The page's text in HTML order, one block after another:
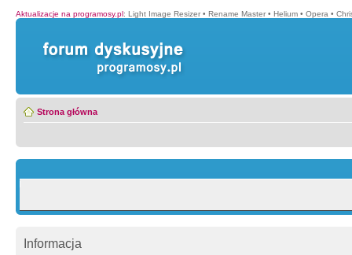
Aktualizacje na programosy.pl: Light Image Resizer • Rename Master • Helium • Opera •
Strona główna
Informacja